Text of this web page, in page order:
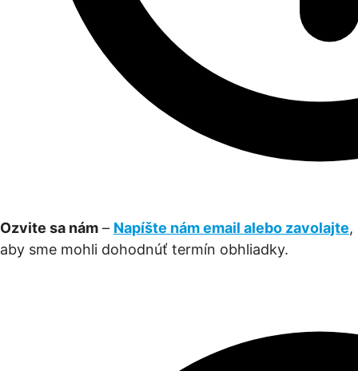
Ozvite sa nám – Napíšte nám email alebo zavolajte,
aby sme mohli dohodnúť termín obhliadky.